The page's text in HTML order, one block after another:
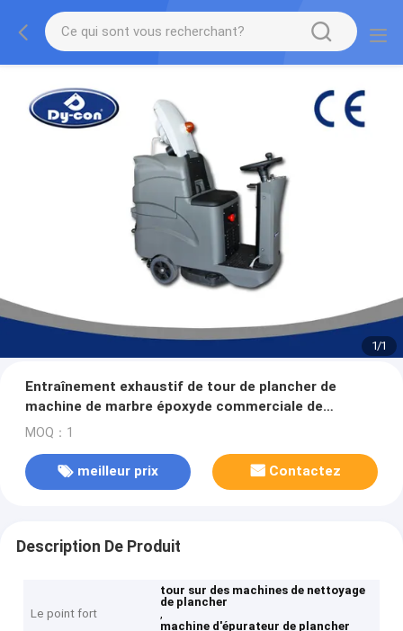
1/1
Entraînement exhaustif de tour de plancher de
machine de marbre époxyde commerciale de
nettoyage
MOQ：1
meilleur prix Contactez
Description De Produit
Le point fort
tour sur des machines de nettoyage
de plancher
,
machine d'épurateur de plancher